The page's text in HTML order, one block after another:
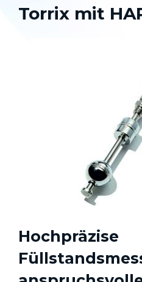
Torrix mit
Hochpräzise